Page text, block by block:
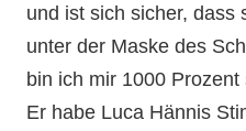
und ist sich sicher, dass
unter der Maske des
bin ich mir 1000 Prozent
Er habe Luca Hännis